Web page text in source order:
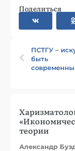
Поделиться
ПСТГУ –
быть
теории
Александр